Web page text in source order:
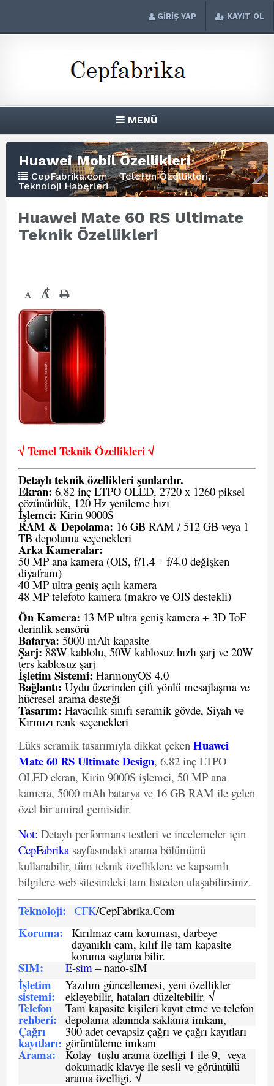
GİRİŞ YAP KAYIT OL
MENÜ
Huawei Mobil Özellikleri
CepFabrika.com – Telefon Özellikleri,
Teknoloji Haberleri
Huawei Mate 60 RS Ultimate
Teknik Özellikleri
- +
√ Temel Teknik Özellikleri √
Detaylı teknik özellikleri şunlardır.
Ekran: 6.82 inç LTPO OLED, 2720 x 1260 piksel
çözünürlük, 120 Hz yenileme hızı
İşlemci: Kirin 9000S
RAM & Depolama: 16 GB RAM / 512 GB veya 1
TB depolama seçenekleri
Arka Kameralar:
50 MP ana kamera (OIS, f/1.4 – f/4.0 değişken
diyafram)
40 MP ultra geniş açılı kamera
48 MP telefoto kamera (makro ve OIS destekli)
Ön Kamera: 13 MP ultra geniş kamera + 3D ToF
derinlik sensörü
Batarya: 5000 mAh kapasite
Şarj: 88W kablolu, 50W kablosuz hızlı şarj ve 20W
ters kablosuz şarj
İşletim Sistemi:HarmonyOS 4.0
Bağlantı: Uydu üzerinden çift yönlü mesajlaşma ve
hücresel arama desteği
Tasarım: Havacılık sınıfı seramik gövde, Siyah ve
Kırmızı renk seçenekleri
Lüks seramik tasarımıyla dikkat çeken Huawei
Mate 60 RS Ultimate Design, 6.82 inç LTPO
OLED ekran, Kirin 9000S işlemci, 50 MP ana
kamera, 5000 mAh batarya ve 16 GB RAM ile gelen
özel bir amiral gemisidir.
Not: Detaylı performans testleri ve incelemeler için
CepFabrika sayfasındaki arama bölümünü
kullanabilir, tüm teknik özelliklere ve kapsamlı
bilgilere web sitesindeki tam listeden ulaşabilirsiniz.
Teknoloji: CFK/CepFabrika.Com
Koruma: Kırılmaz cam koruması, darbeye
dayanıklı cam, kılıf ile tam kapasite
koruma saglana bilir.
SIM: E-sim – nano-sIM
İşletim
sistemi:
Yazılım güncellemesi, yeni özellikler
ekleyebilir, hataları düzeltebilir. √
Telefon
rehberi:
Tam kapasite kişileri kayıt etme ve telefon
depolama alanında saklama imkanı,
Çağrı
kayıtları:
300 adet cevapsiz çağrı ve çağrı kayıtları
görüntüleme imkanı
Arama: Kolay tuşlu arama özelligi 1 ile 9, veya
dokumatik klavye ile sesli ve görüntülü
arama özelligi. √